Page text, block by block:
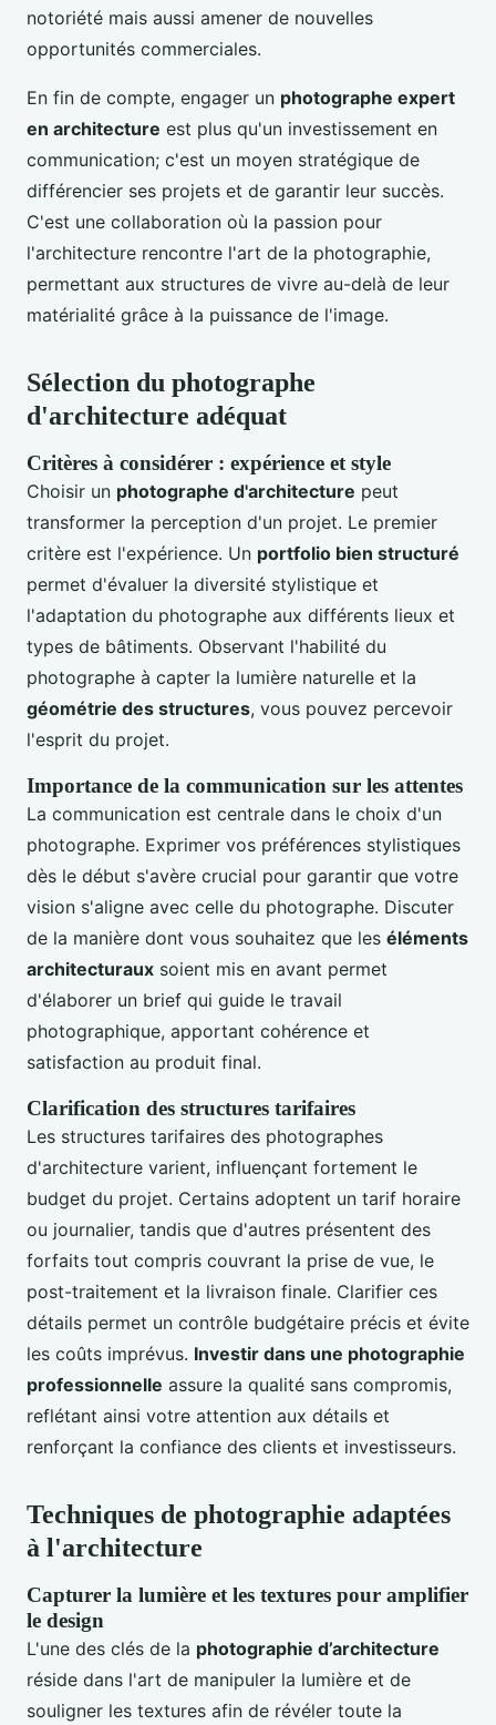
notoriété mais aussi amener de nouvelles
opportunités commerciales.
En fin de compte, engager un photographe expert
en architecture est plus qu'un investissement en
communication; c'est un moyen stratégique de
différencier ses projets et de garantir leur succès.
C'est une collaboration où la passion pour
l'architecture rencontre l'art de la photographie,
permettant aux structures de vivre au-delà de leur
matérialité grâce à la puissance de l'image.
Sélection du photographe
d'architecture adéquat
Critères à considérer : expérience et style
Choisir un photographe d'architecture peut
transformer la perception d'un projet. Le premier
critère est l'expérience. Un portfolio bien structuré
permet d'évaluer la diversité stylistique et
l'adaptation du photographe aux différents lieux et
types de bâtiments. Observant l'habilité du
photographe à capter la lumière naturelle et la
géométrie des structures, vous pouvez percevoir
l'esprit du projet.
Importance de la communication sur les attentes
La communication est centrale dans le choix d'un
photographe. Exprimer vos préférences stylistiques
dès le début s'avère crucial pour garantir que votre
vision s'aligne avec celle du photographe. Discuter
de la manière dont vous souhaitez que les éléments
architecturaux soient mis en avant permet
d'élaborer un brief qui guide le travail
photographique, apportant cohérence et
satisfaction au produit final.
Clarification des structures tarifaires
Les structures tarifaires des photographes
d'architecture varient, influençant fortement le
budget du projet. Certains adoptent un tarif horaire
ou journalier, tandis que d'autres présentent des
forfaits tout compris couvrant la prise de vue, le
post-traitement et la livraison finale. Clarifier ces
détails permet un contrôle budgétaire précis et évite
les coûts imprévus. Investir dans une photographie
professionnelle assure la qualité sans compromis,
reflétant ainsi votre attention aux détails et
renforçant la confiance des clients et investisseurs.
Techniques de photographie adaptées
à l'architecture
Capturer la lumière et les textures pour amplifier
le design
L'une des clés de la photographie d’architecture
réside dans l'art de manipuler la lumière et de
souligner les textures afin de révéler toute la